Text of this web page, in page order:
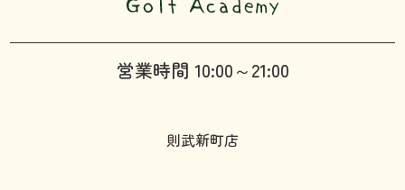
営業時間 10:00～21:00
則武新町店